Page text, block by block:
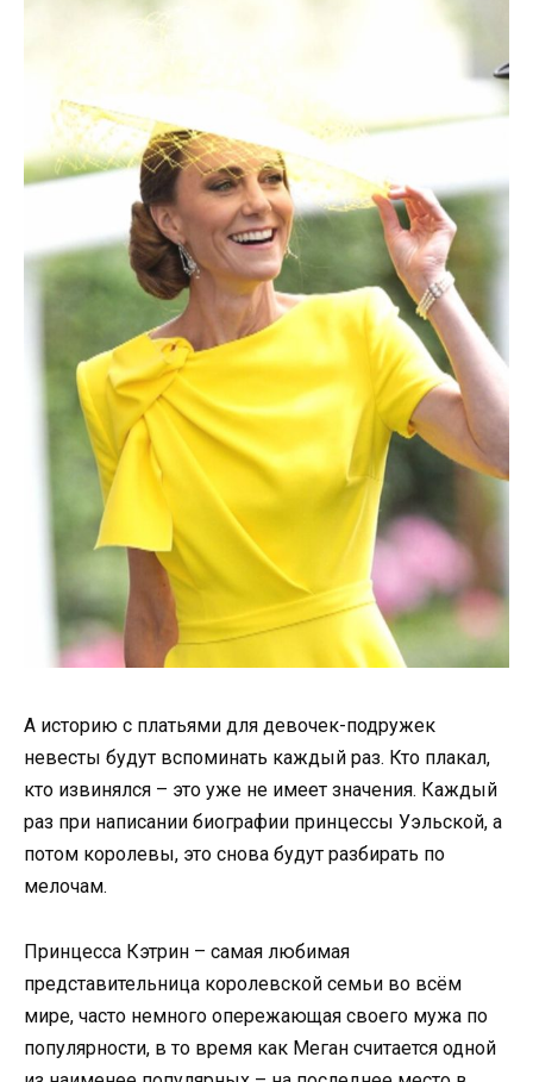
А историю с платьями для девочек-подружек
невесты будут вспоминать каждый раз. Кто плакал,
кто извинялся – это уже не имеет значения. Каждый
раз при написании биографии принцессы Уэльской, а
потом королевы, это снова будут разбирать по
мелочам.
Принцесса Кэтрин – самая любимая
представительница королевской семьи во всём
мире, часто немного опережающая своего мужа по
популярности, в то время как Меган считается одной